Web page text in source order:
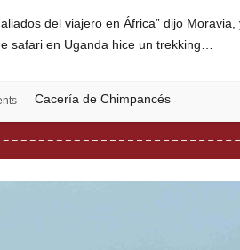
del viajero en África” dijo
safari en Uganda hice un trekking…
Cacería de Chimpancés